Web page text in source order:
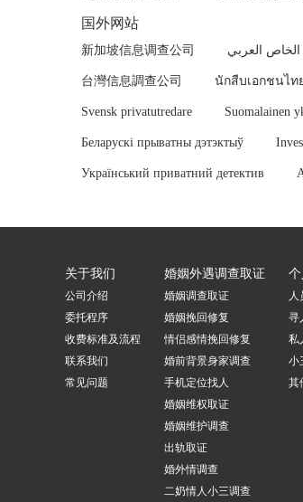
国外网站
新加坡信息调查公司 الخاص العربي
台灣信息調查公司 นักสืบเอกชนไท
Svensk privatutredare Suomalainen
Беларускі прыватны дэтэктыў
Український приватний детектив
关于我们
公司介绍
委托程序
收费标准及流程
联系我们
常见问题
婚姻外遇调查取证
婚姻调查取证
婚姻挽回修复
情侣感情挽回修复
婚前背景身家调查
手机定位找人
婚姻维权取证
婚姻维护调查
出轨取证
婚外情调查
二奶情人小三调查
人
寻
私
小
其